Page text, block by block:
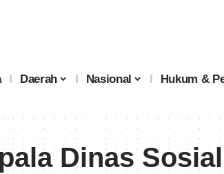
Daerah Nasional Hukum &
Dinas